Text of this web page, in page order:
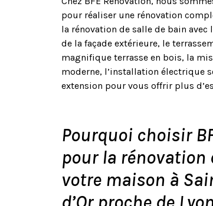
pour réaliser une rénovation
la rénovation de salle de bain avec
de la façade extérieure, le
magnifique terrasse en bois, la
moderne, l’installation électrique
extension pour vous offrir plus
Pourquoi choisir
pour la rénovation
votre maison à